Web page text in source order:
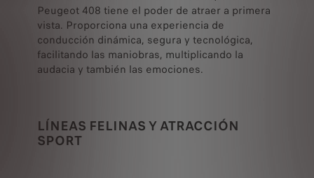
Peugeot 408 tiene el poder de atraer a primera
vista. Proporciona una experiencia de
conducción dinámica, segura y tecnológica,
facilitando las maniobras, multiplicando la
audacia y también las emociones.
LÍNEAS FELINAS Y ATRACCIÓN
SPORT